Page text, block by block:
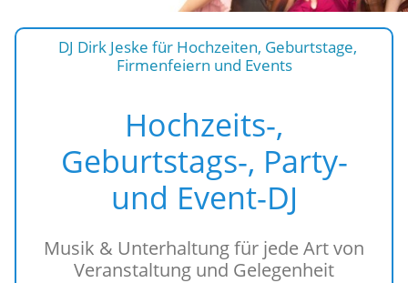
DJ Dirk Jeske für Hochzeiten, Geburtstage,
Firmenfeiern und Events
Hochzeits-,
Geburtstags-, Party-
und Event-DJ
Musik & Unterhaltung für jede Art von
Veranstaltung und Gelegenheit